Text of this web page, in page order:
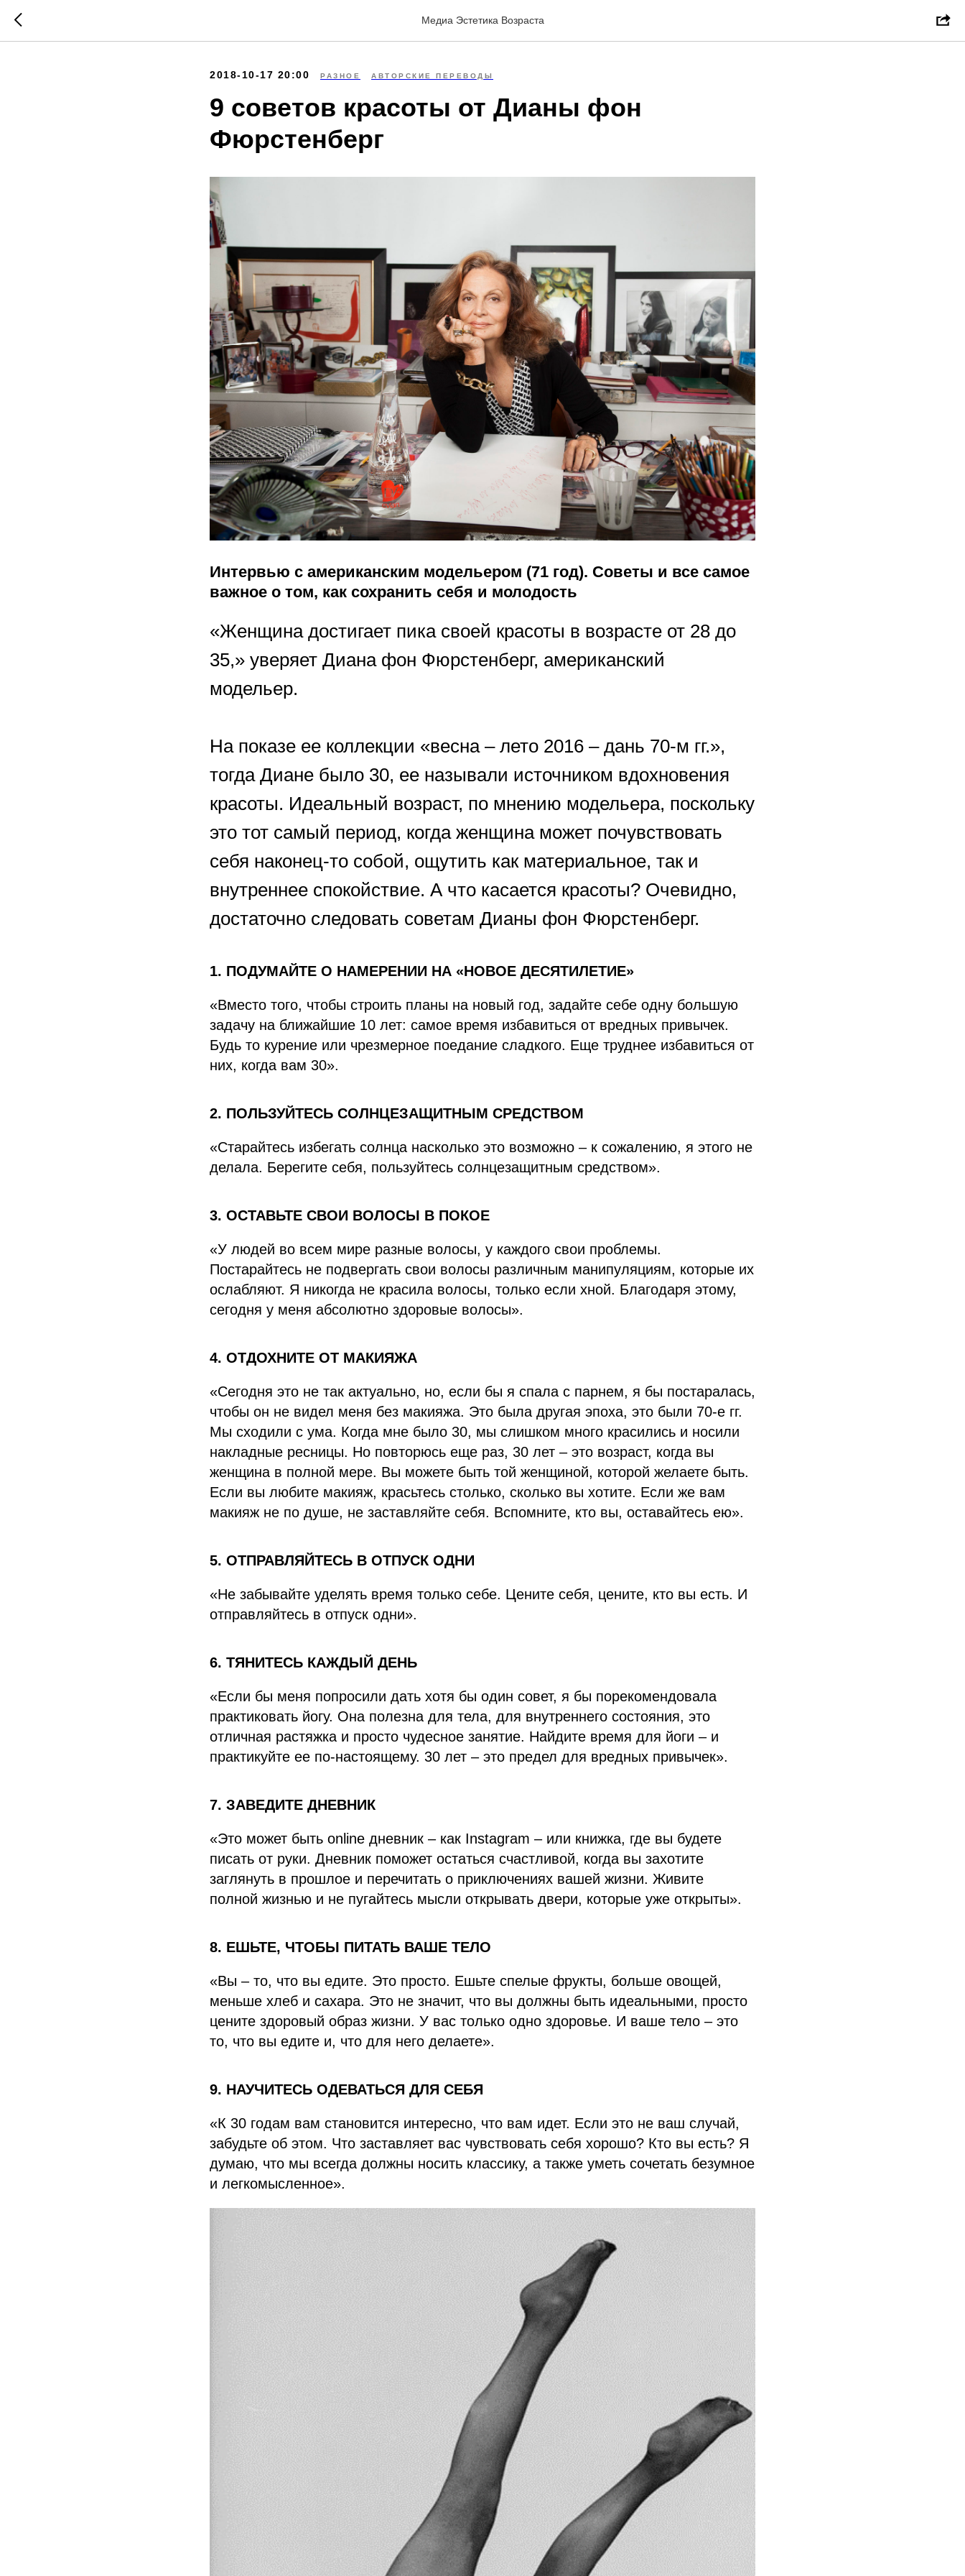
Медиа Эстетика Возраста
2018-10-17 20:00 РАЗНОЕ АВТОРСКИЕ ПЕРЕВОДЫ
9 советов красоты от Дианы фон
Фюрстенберг
Интервью с американским модельером (71 год). Советы и все самое
важное о том, как сохранить себя и молодость
«Женщина достигает пика своей красоты в возрасте от 28 до
35,» уверяет Диана фон Фюрстенберг, американский
модельер.
На показе ее коллекции «весна – лето 2016 – дань 70-м гг.»,
тогда Диане было 30, ее называли источником вдохновения
красоты. Идеальный возраст, по мнению модельера, поскольку
это тот самый период, когда женщина может почувствовать
себя наконец-то собой, ощутить как материальное, так и
внутреннее спокойствие. А что касается красоты? Очевидно,
достаточно следовать советам Дианы фон Фюрстенберг.
1. ПОДУМАЙТЕ О НАМЕРЕНИИ НА «НОВОЕ ДЕСЯТИЛЕТИЕ»
«Вместо того, чтобы строить планы на новый год, задайте себе одну большую
задачу на ближайшие 10 лет: самое время избавиться от вредных привычек.
Будь то курение или чрезмерное поедание сладкого. Еще труднее избавиться от
них, когда вам 30».
2. ПОЛЬЗУЙТЕСЬ СОЛНЦЕЗАЩИТНЫМ СРЕДСТВОМ
«Старайтесь избегать солнца насколько это возможно – к сожалению, я этого не
делала. Берегите себя, пользуйтесь солнцезащитным средством».
3. ОСТАВЬТЕ СВОИ ВОЛОСЫ В ПОКОЕ
«У людей во всем мире разные волосы, у каждого свои проблемы.
Постарайтесь не подвергать свои волосы различным манипуляциям, которые их
ослабляют. Я никогда не красила волосы, только если хной. Благодаря этому,
сегодня у меня абсолютно здоровые волосы».
4. ОТДОХНИТЕ ОТ МАКИЯЖА
«Сегодня это не так актуально, но, если бы я спала с парнем, я бы постаралась,
чтобы он не видел меня без макияжа. Это была другая эпоха, это были 70-е гг.
Мы сходили с ума. Когда мне было 30, мы слишком много красились и носили
накладные ресницы. Но повторюсь еще раз, 30 лет – это возраст, когда вы
женщина в полной мере. Вы можете быть той женщиной, которой желаете быть.
Если вы любите макияж, красьтесь столько, сколько вы хотите. Если же вам
макияж не по душе, не заставляйте себя. Вспомните, кто вы, оставайтесь ею».
5. ОТПРАВЛЯЙТЕСЬ В ОТПУСК ОДНИ
«Не забывайте уделять время только себе. Цените себя, цените, кто вы есть. И
отправляйтесь в отпуск одни».
6. ТЯНИТЕСЬ КАЖДЫЙ ДЕНЬ
«Если бы меня попросили дать хотя бы один совет, я бы порекомендовала
практиковать йогу. Она полезна для тела, для внутреннего состояния, это
отличная растяжка и просто чудесное занятие. Найдите время для йоги – и
практикуйте ее по-настоящему. 30 лет – это предел для вредных привычек».
7. ЗАВЕДИТЕ ДНЕВНИК
«Это может быть online дневник – как Instagram – или книжка, где вы будете
писать от руки. Дневник поможет остаться счастливой, когда вы захотите
заглянуть в прошлое и перечитать о приключениях вашей жизни. Живите
полной жизнью и не пугайтесь мысли открывать двери, которые уже открыты».
8. ЕШЬТЕ, ЧТОБЫ ПИТАТЬ ВАШЕ ТЕЛО
«Вы – то, что вы едите. Это просто. Ешьте спелые фрукты, больше овощей,
меньше хлеб и сахара. Это не значит, что вы должны быть идеальными, просто
цените здоровый образ жизни. У вас только одно здоровье. И ваше тело – это
то, что вы едите и, что для него делаете».
9. НАУЧИТЕСЬ ОДЕВАТЬСЯ ДЛЯ СЕБЯ
«К 30 годам вам становится интересно, что вам идет. Если это не ваш случай,
забудьте об этом. Что заставляет вас чувствовать себя хорошо? Кто вы есть? Я
думаю, что мы всегда должны носить классику, а также уметь сочетать безумное
и легкомысленное».